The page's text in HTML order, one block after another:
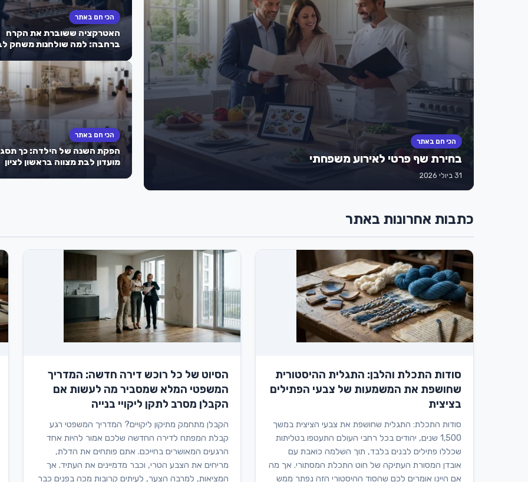
הכי חם באתר
בחירת שף פרטי לאירוע משפחתי
31 ביולי 2026
הכי חם באתר
האטרקציה ששוברת את הקרח
ברחבה: למה שולחנות משחק
שהילדים לא ישכחו?
הכי חם באתר
הפקת השנה של הילדה: כך
מועדון לבת מצווה בראשון לציון
כתבות אחרונות באתר
סודות התכלת והלבן: התגלית ההיסטורית
שחושפת את המשמעות של צבעי הפתילים
בציצית
סודות התכלת: התגלית שחושפת את צבעי הציצית במשך
1,500 שנים, יהודים בכל רחבי העולם התעטפו בטליתות
שכללו פתילים לבנים בלבד, תוך השלמה כואבת עם
אובדן המסורת העתיקה של חוט התכלת המסתורי. אך מה
אם היינו אומרים לכם שהסוד ההיסטורי הזה נפתר ממש
הסיוט של כל רוכש דירה חדשה: המדריך
המשפטי המלא שמסביר מה לעשות אם
הקבלן מסרב לתקן ליקויי בנייה
הקבלן מתחמק מתיקון ליקויים? המדריך המשפטי רגע
קבלת המפתח לדירה החדשה שלכם אמור להיות אחד
הרגעים המאושרים בחייכם. אתם פותחים את הדלת,
מריחים את הצבע הטרי, וכבר מדמיינים את העתיד. אך
המציאות, למרבה הצער, לעיתים קרובות מכה בפנים כבר